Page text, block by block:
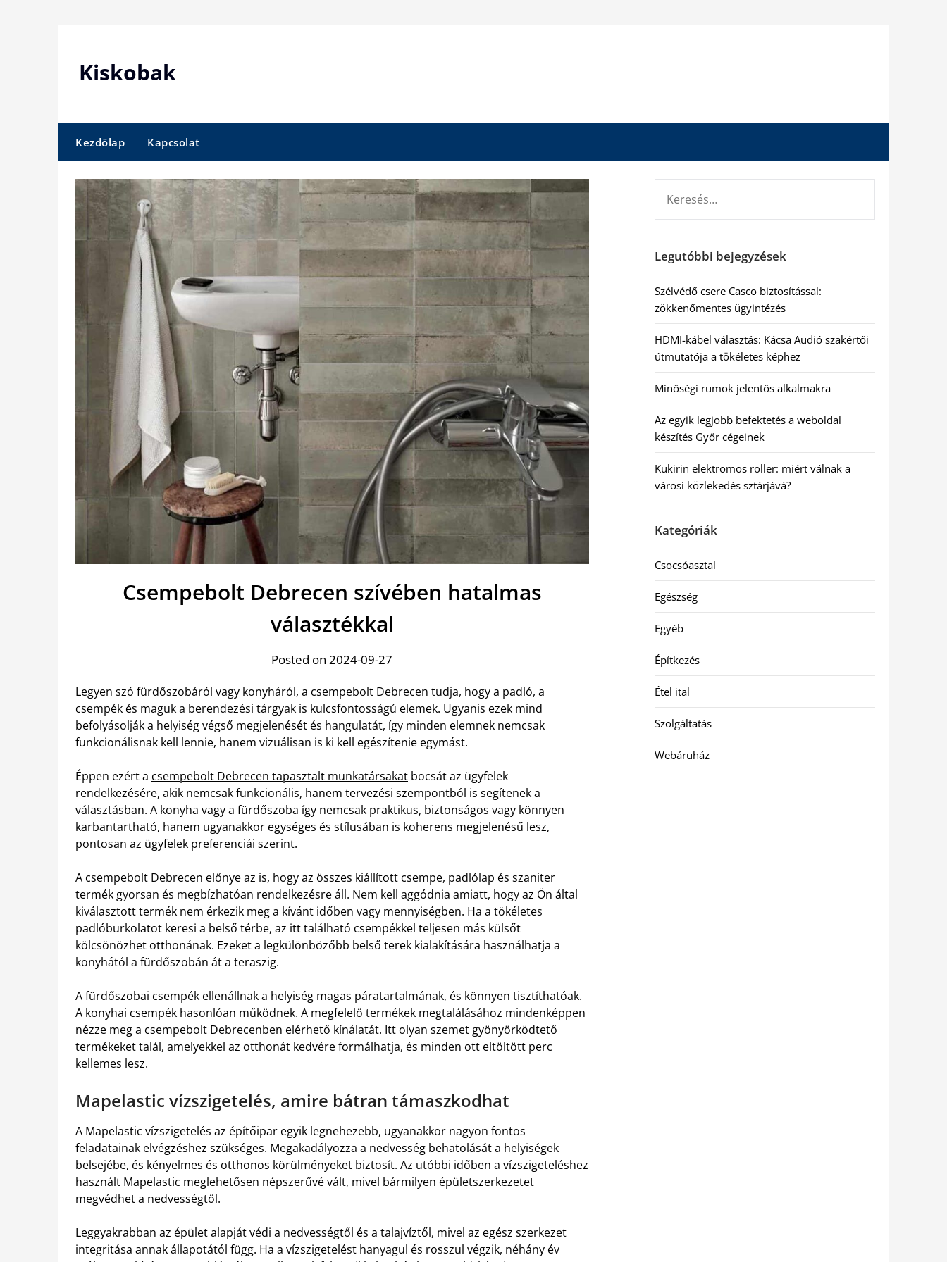
Kiskobak
Kezdőlap Kapcsolat
Csempebolt Debrecen szívében hatalmas
választékkal
Posted on 2024-09-27
Legyen szó fürdőszobáról vagy konyháról, a csempebolt Debrecen tudja, hogy a padló, a
csempék és maguk a berendezési tárgyak is kulcsfontosságú elemek. Ugyanis ezek mind
befolyásolják a helyiség végső megjelenését és hangulatát, így minden elemnek nemcsak
funkcionálisnak kell lennie, hanem vizuálisan is ki kell egészítenie egymást.
Éppen ezért a csempebolt Debrecen tapasztalt munkatársakat bocsát az ügyfelek
rendelkezésére, akik nemcsak funkcionális, hanem tervezési szempontból is segítenek a
választásban. A konyha vagy a fürdőszoba így nemcsak praktikus, biztonságos vagy könnyen
karbantartható, hanem ugyanakkor egységes és stílusában is koherens megjelenésű lesz,
pontosan az ügyfelek preferenciái szerint.
A csempebolt Debrecen előnye az is, hogy az összes kiállított csempe, padlólap és szaniter
termék gyorsan és megbízhatóan rendelkezésre áll. Nem kell aggódnia amiatt, hogy az Ön által
kiválasztott termék nem érkezik meg a kívánt időben vagy mennyiségben. Ha a tökéletes
padlóburkolatot keresi a belső térbe, az itt található csempékkel teljesen más külsőt
kölcsönözhet otthonának. Ezeket a legkülönbözőbb belső terek kialakítására használhatja a
konyhától a fürdőszobán át a teraszig.
A fürdőszobai csempék ellenállnak a helyiség magas páratartalmának, és könnyen tisztíthatóak.
A konyhai csempék hasonlóan működnek. A megfelelő termékek megtalálásához mindenképpen
nézze meg a csempebolt Debrecenben elérhető kínálatát. Itt olyan szemet gyönyörködtető
termékeket talál, amelyekkel az otthonát kedvére formálhatja, és minden ott eltöltött perc
kellemes lesz.
Mapelastic vízszigetelés, amire bátran támaszkodhat
A Mapelastic vízszigetelés az építőipar egyik legnehezebb, ugyanakkor nagyon fontos
feladatainak elvégzéshez szükséges. Megakadályozza a nedvesség behatolását a helyiségek
belsejébe, és kényelmes és otthonos körülményeket biztosít. Az utóbbi időben a vízszigeteléshez
használt Mapelastic meglehetősen népszerűvévált, mivel bármilyen épületszerkezetet
megvédhet a nedvességtől.
Leggyakrabban az épület alapját védi a nedvességtől és a talajvíztől, mivel az egész szerkezet
integritása annak állapotától függ. Ha a vízszigetelést hanyagul és rosszul végzik, néhány év
Legutóbbi bejegyzések
Szélvédő csere Casco biztosítással:
zökkenőmentes ügyintézés
HDMI-kábel választás: Kácsa Audió szakértői
útmutatója a tökéletes képhez
Minőségi rumok jelentős alkalmakra
Az egyik legjobb befektetés a weboldal
készítés Győr cégeinek
Kukirin elektromos roller: miért válnak a
városi közlekedés sztárjává?
Kategóriák
Csocsóasztal
Egészség
Egyéb
Építkezés
Étel ital
Szolgáltatás
Webáruház